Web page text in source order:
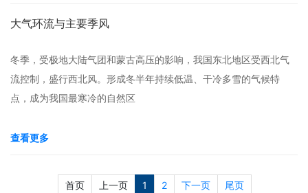
大气环流与主要季风
冬季，受极地大陆气团和蒙古高压的影响，我国东北地区受西北气
流控制，盛行西北风。形成冬半年持续低温、干冷多雪的气候特
点，成为我国最寒冷的自然区
查看更多
首页 上一页 1 2 下一页 尾页